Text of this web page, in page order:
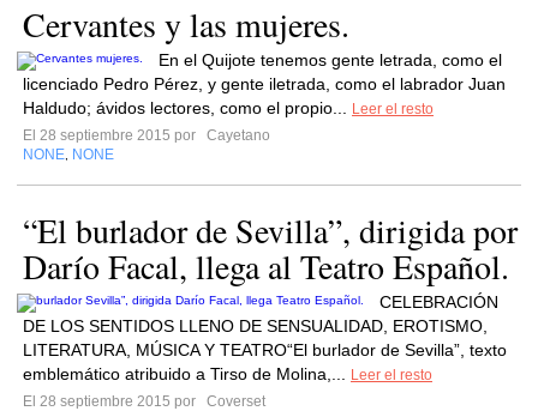
Cervantes y las mujeres.
En el Quijote tenemos gente letrada, como el
licenciado Pedro Pérez, y gente iletrada, como el labrador Juan
Haldudo; ávidos lectores, como el propio...
Leer el resto
El 28 septiembre 2015 por
Cayetano
NONE NONE
“El burlador de Sevilla”, dirigida por
Darío Facal, llega al Teatro Español.
CELEBRACIÓN
DE LOS SENTIDOS LLENO DE SENSUALIDAD, EROTISMO,
LITERATURA, MÚSICA Y TEATRO“El burlador de Sevilla”, texto
emblemático atribuido a Tirso de Molina,...
Leer el resto
El 28 septiembre 2015 por
Coverset